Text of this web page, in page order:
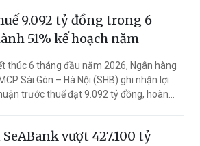
(MA200) quanh vùng 1.773 điểm – một
hiệu kỹ thuật tích cực đối với xu hướng
9.092 tỷ đồng trong 6
51% kế hoạch năm
thúc 6 tháng đầu năm 2026, Ngân hàng
Sài Gòn – Hà Nội (SHB) ghi nhận lợi
trước thuế đạt 9.092 tỷ đồng, hoàn
vượt 427.100 tỷ